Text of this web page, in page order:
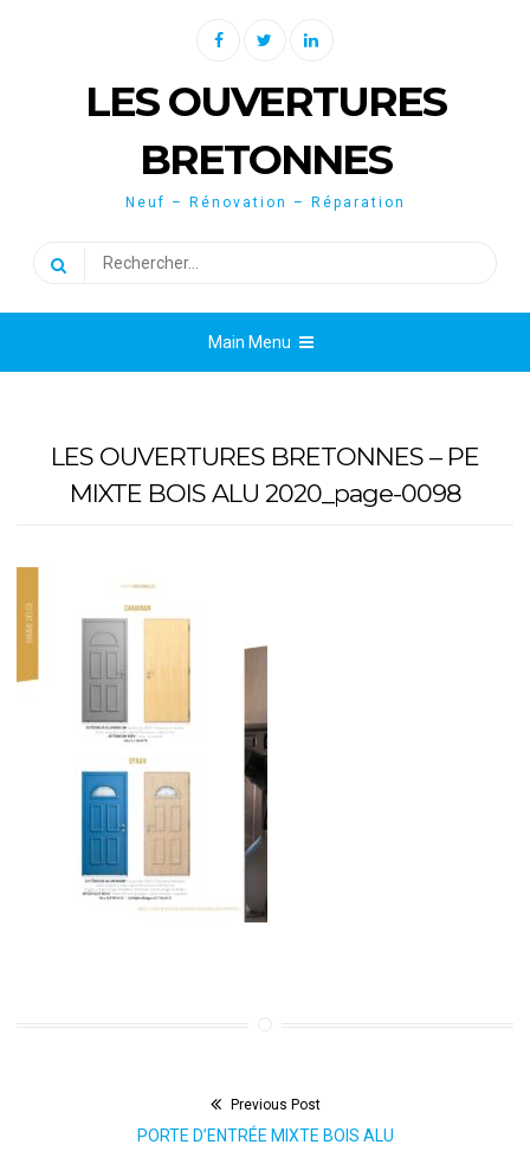
FacebookTwitterLinkedin
LES OUVERTURES
BRETONNES
Neuf – Rénovation – Réparation
Rechercher :
Main Menu
LES OUVERTURES BRETONNES – PE
MIXTE BOIS ALU 2020_page-0098
Previous Post
Previous
PORTE D’ENTRÉE MIXTE BOIS ALU